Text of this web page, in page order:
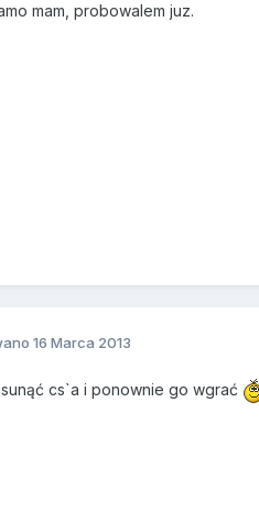
mam, probowalem juz.
16 Marca 2013
cs`a i ponownie go wgrać